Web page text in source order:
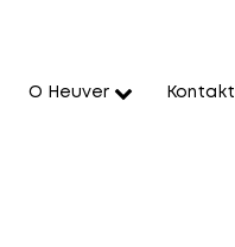
O Heuver Kontakt